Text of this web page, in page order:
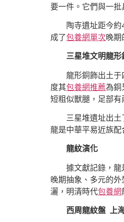
要一件。它們與一
陶寺遺址距今約
成了包養網單次晚期
三星堆文明龍形
龍形銅飾出土于四
度其包養網推薦為銅
短粗似獸腿，足部
三星堆遺址出土了
龍是中華平易近族配
龍紋演化
據文獻記錄，龍是
晚期抽象、多元的
灑，明清時代包養網
西周龍紋盤 上海